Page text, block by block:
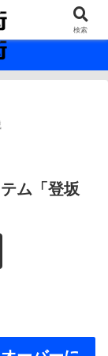
ム「登坂
検索